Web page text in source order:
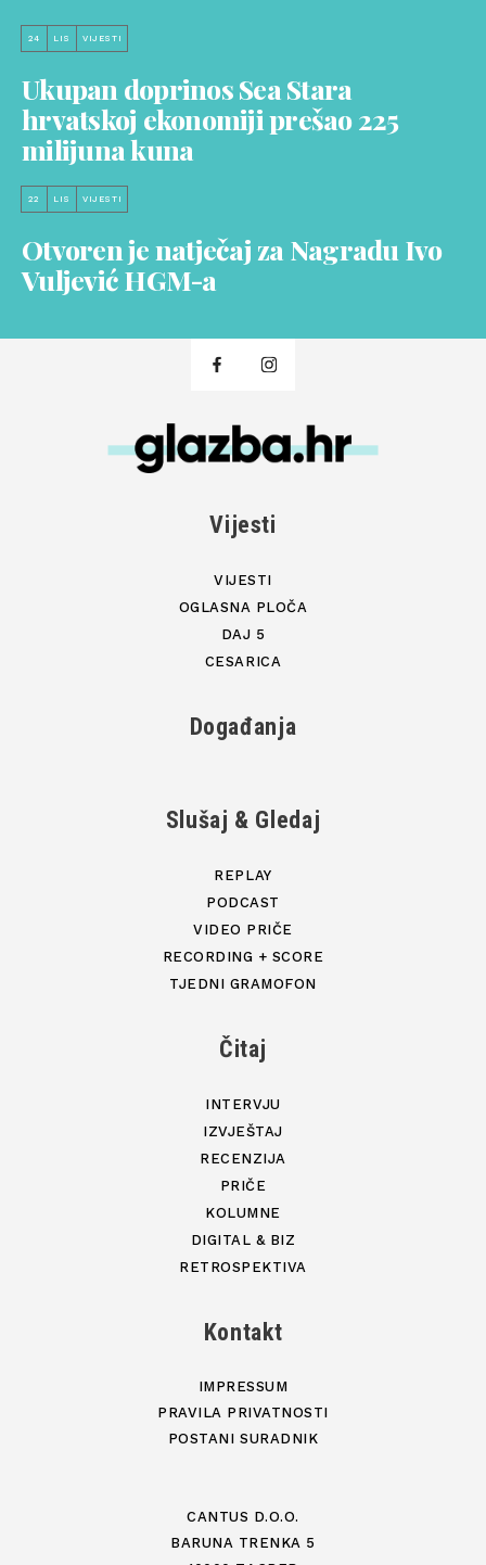
24 LIS VIJESTI
Ukupan doprinos Sea Stara
hrvatskoj ekonomiji prešao 225
milijuna kuna
22 LIS VIJESTI
Otvoren je natječaj za Nagradu Ivo
Vuljević HGM-a
Vijesti
VIJESTI
OGLASNA PLOČA
DAJ 5
CESARICA
Događanja
Slušaj & Gledaj
REPLAY
PODCAST
VIDEO PRIČE
RECORDING + SCORE
TJEDNI GRAMOFON
Čitaj
INTERVJU
IZVJEŠTAJ
RECENZIJA
PRIČE
KOLUMNE
DIGITAL & BIZ
RETROSPEKTIVA
Kontakt
IMPRESSUM
PRAVILA PRIVATNOSTI
POSTANI SURADNIK
CANTUS D.O.O.
BARUNA TRENKA 5